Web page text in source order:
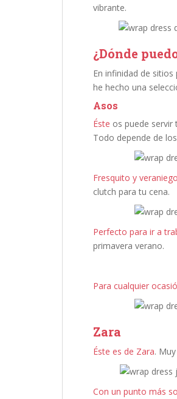
vibrante.
¿Dónde
En infinidad de
he hecho una
Asos
Éste os puede servir
Todo depende de
Fresquito y veraniego
clutch para tu cena.
Perfecto para ir a
primavera verano.
Para cualquier
Zara
Éste es de Zara.
Con un punto más